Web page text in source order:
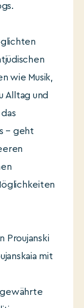
wie Musik,
Alltag und
– geht
Proujanski
mit